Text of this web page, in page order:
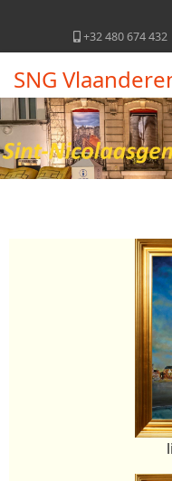
+32 480 674 432
SNG